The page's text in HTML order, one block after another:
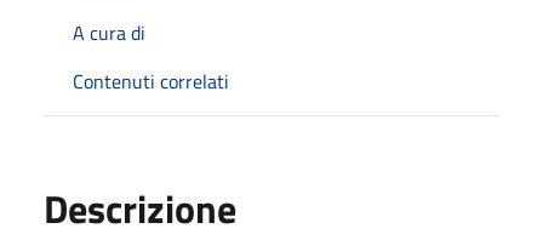
A cura di
Contenuti correlati
Descrizione